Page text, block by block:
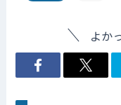
よか